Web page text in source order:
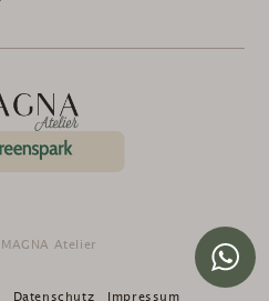
MAGNA Atelier
Datenschutz Impressum